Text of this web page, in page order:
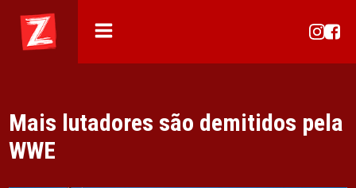
Mais lutadores são demitidos pela
WWE